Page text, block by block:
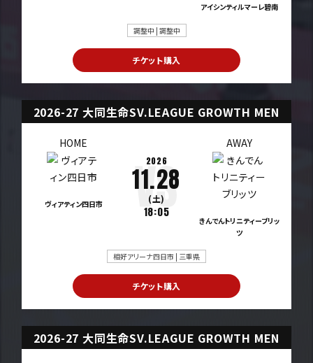
アイシンティルマーレ碧南
調整中 | 調整中
チケット購入
2026-27 大同生命SV.LEAGUE GROWTH MEN
HOME
ヴィアティン四日市
2026
11.28
(土)
18:05
AWAY
きんでんトリニティーブリッ
ツ
相好アリーナ四日市 | 三重県
チケット購入
2026-27 大同生命SV.LEAGUE GROWTH MEN